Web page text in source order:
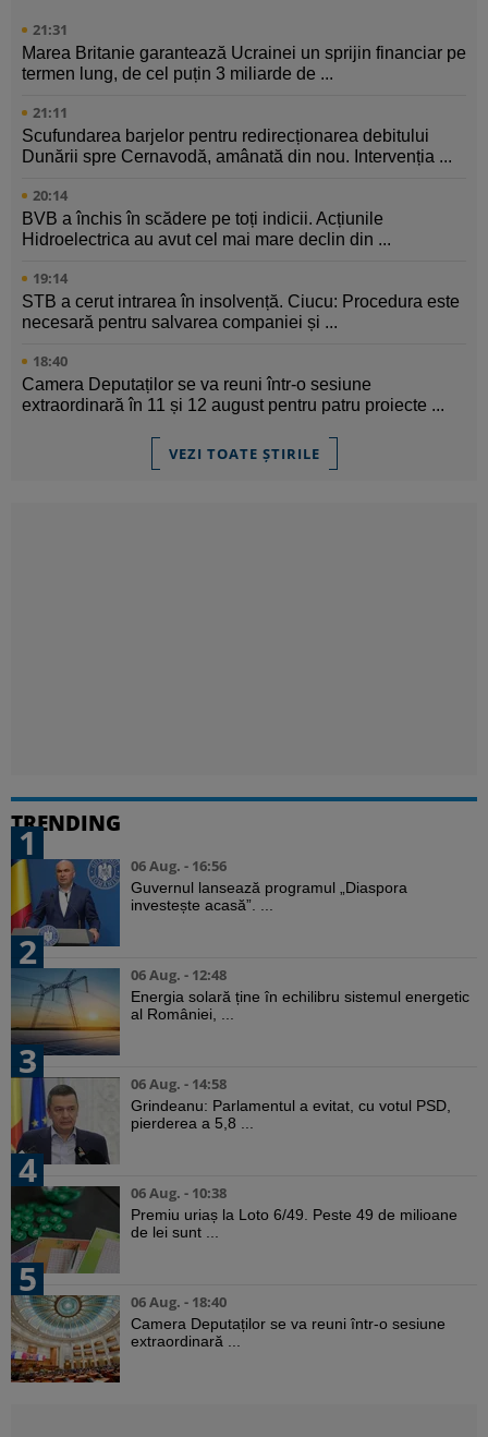
21:31
Marea Britanie garantează Ucrainei un sprijin financiar pe
termen lung, de cel puțin 3 miliarde de ...
21:11
Scufundarea barjelor pentru redirecționarea debitului
Dunării spre Cernavodă, amânată din nou. Intervenția ...
20:14
BVB a închis în scădere pe toți indicii. Acțiunile
Hidroelectrica au avut cel mai mare declin din ...
19:14
STB a cerut intrarea în insolvență. Ciucu: Procedura este
necesară pentru salvarea companiei și ...
18:40
Camera Deputaților se va reuni într-o sesiune
extraordinară în 11 și 12 august pentru patru proiecte ...
VEZI TOATE ȘTIRILE
TRENDING
1
06 Aug. - 16:56
Guvernul lansează programul „Diaspora
investește acasă”. ...
2
06 Aug. - 12:48
Energia solară ține în echilibru sistemul energetic
al României, ...
3
06 Aug. - 14:58
Grindeanu: Parlamentul a evitat, cu votul PSD,
pierderea a 5,8 ...
4
06 Aug. - 10:38
Premiu uriaș la Loto 6/49. Peste 49 de milioane
de lei sunt ...
5
06 Aug. - 18:40
Camera Deputaților se va reuni într-o sesiune
extraordinară ...